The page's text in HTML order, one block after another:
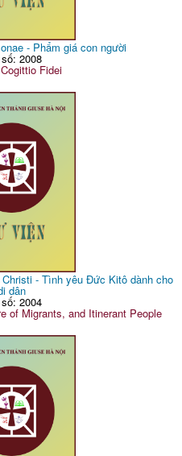
- Phẩm giá con người
2008
Cogittio Fidei
- Tình yêu Đức Kitô dành cho
dân
2004
of Migrants, and Itinerant People